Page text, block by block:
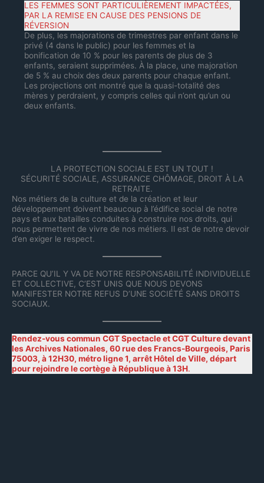
LES FEMMES SONT PARTICULIÈREMENT IMPACTÉES,
PAR LA REMISE EN CAUSE DES PENSIONS DE
RÉVERSION
De plus, les majorations de trimestres par enfant dans le
privé (4 dans le public) pour les femmes et la
bonification de 10 % pour les parents de plus de 3
enfants, seraient supprimées. À la place, une majoration
de 5 % au choix des deux parents pour chaque enfant.
Les projections ont montré que la quasi-totalité des
mères y perdraient, y compris celles qui n’ont qu’un ou
deux enfants.
LA PROTECTION SOCIALE EST UN TOUT !
SÉCURITÉ SOCIALE, ASSURANCE CHÔMAGE, DROIT À LA
RETRAITE.
Nos métiers de la culture et de la création et leur
développement doivent beaucoup à l’édifice social de notre
pays et aux batailles conduites à construire nos droits, qui
nous permettent de vivre de nos métiers. Il est de notre devoir
d’en exiger le respect.
PARCE QU’IL Y VA DE NOTRE RESPONSABILITÉ INDIVIDUELLE
ET COLLECTIVE, C’EST UNIS QUE NOUS DEVONS
MANIFESTER NOTRE REFUS D’UNE SOCIÉTÉ SANS DROITS
SOCIAUX.
Rendez-vous commun CGT Spectacle et CGT Culture devant
les Archives Nationales, 60 rue des Francs-Bourgeois, Paris
75003, à 12H30, métro ligne 1, arrêt Hôtel de Ville, départ
pour rejoindre le cortège à République à 13H.